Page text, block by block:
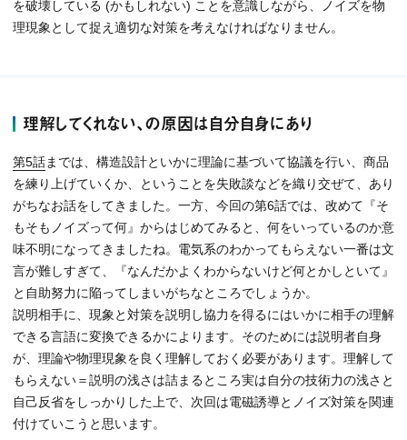
を破壊している (かもしれない) ことを意識しながら、ノイズを物
理現象として捉え適切な対策を考えなければなりません。
理解してくれない、の原因は自分自身にあり
第5話までは、構造設計といかに理論に基づいて協議を行い、商品
を練り上げていくか、ということを失敗談などを織り交ぜて、あり
がちなお話をしてきました。一方、今回の第6話では、改めて『そ
もそもノイズって何』からはじめてみると、何をいっているのか意
味不明になってきましたね。電気系のわかってもらえない一番は文
言が難しすぎて、『なんだかよくわからないけど何とかしといて』
と自助努力に陥ってしまいがちなところでしょうか。
説明相手に、現象と対策を説明し協力を得るにはいかに相手の理解
できる言語に変換できるかによります。そのためには説明者自身
が、理論や物理現象を良く理解しておく必要があります。理解して
もらえない＝説明の浅さは詰まるところ実は自分の技術力の浅さと
自己反省をしっかりした上で、次回は電磁誘導とノイズ対策を関連
付けていこうと思います。